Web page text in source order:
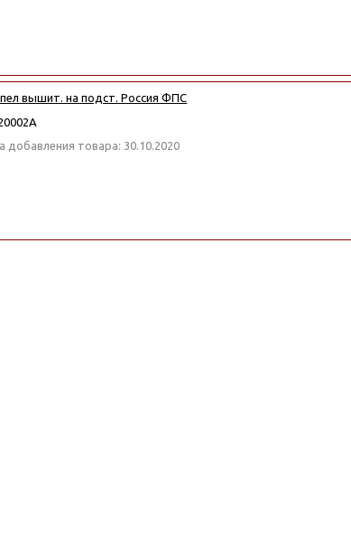
вышит. на подст. Россия ФПС
добавления товара: 30.10.2020